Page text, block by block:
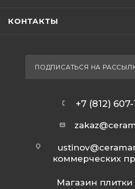
КОНТАКТЫ
ПОДПИСАТЬСЯ НА
+7 (812) 607-
коммерческих
Магазин плитки